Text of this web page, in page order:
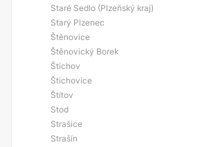
Staré Sedlo (Plzeňský kraj)
Starý Plzenec
Štěnovice
Štěnovický Borek
Štichov
Štichovice
Štítov
Stod
Strašice
Strašín